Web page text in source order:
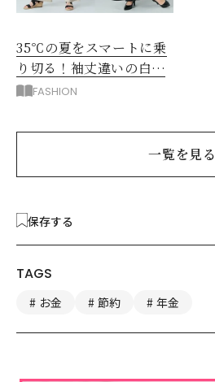
35℃の夏をスマートに乗
り切る！袖丈違いの白シ
アー2枚で5着回し
FASHION
一覧を見る
保存する
TAGS
お金 節約 年金